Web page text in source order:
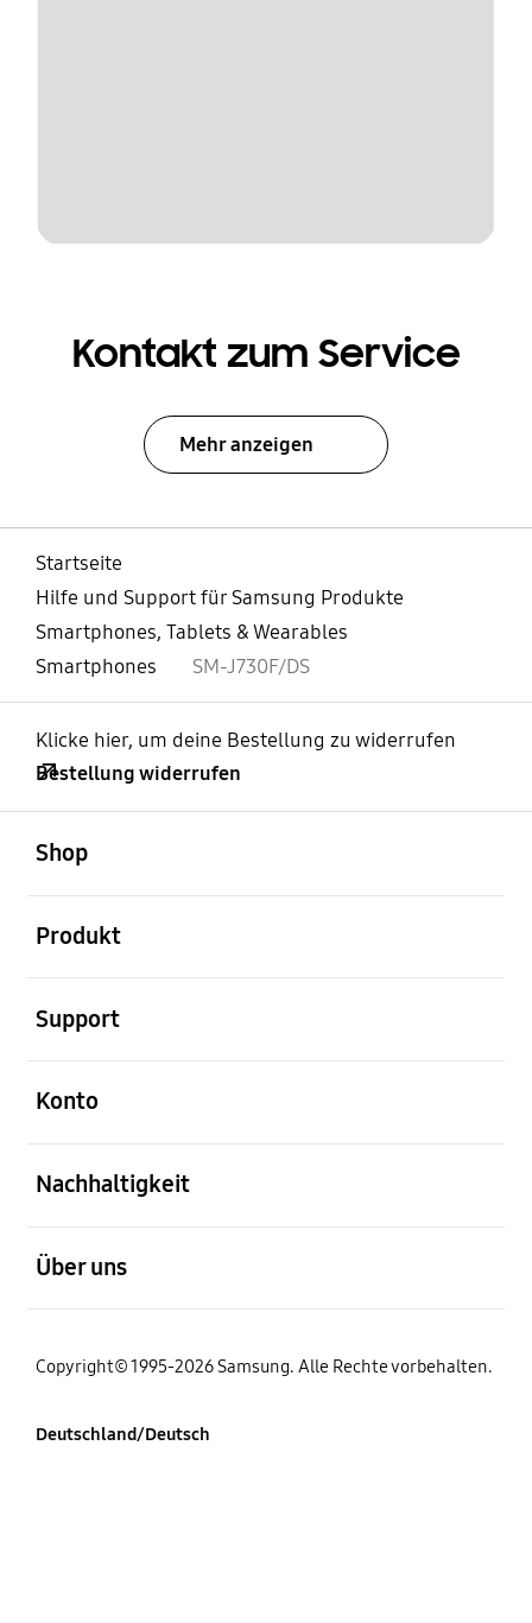
Kontakt zum Service
Mehr anzeigen
Startseite
Hilfe und Support für Samsung Produkte
Smartphones, Tablets & Wearables
Smartphones
SM-J730F/DS
Klicke hier, um deine Bestellung zu widerrufen
Bestellung widerrufen
Shop
Produkt
Support
Konto
Nachhaltigkeit
Über uns
Copyright© 1995-2026 Samsung. Alle Rechte vorbehalten.
Deutschland/Deutsch